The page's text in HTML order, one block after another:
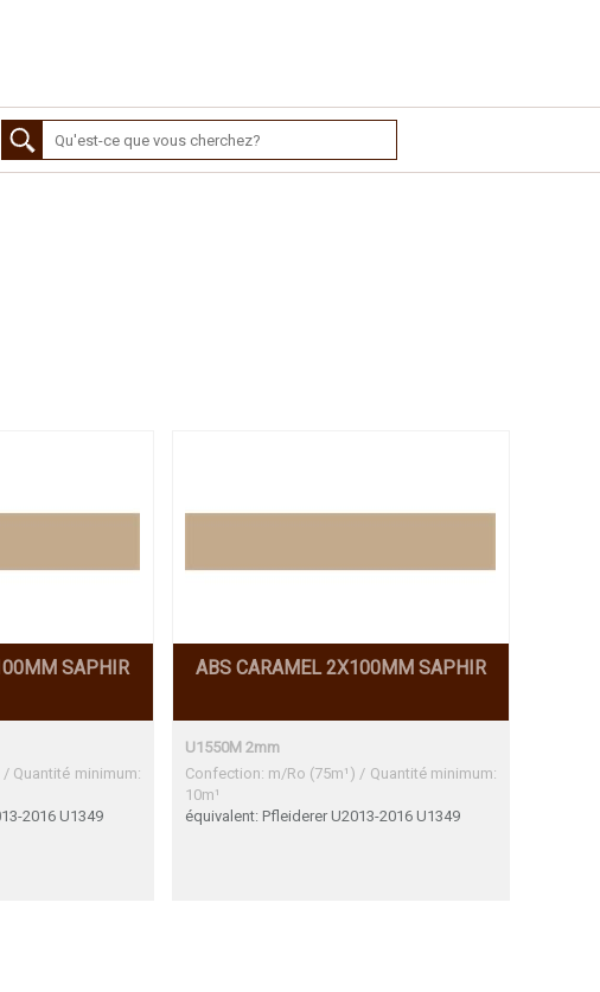
SAPHIR
Quantité minimum:
2016 U1349
ABS CARAMEL 2X100MM SAPHIR
U1550M 2mm
Confection: m/Ro (75m¹) / Quantité minimum:
10m¹
équivalent: Pfleiderer U2013-2016 U1349